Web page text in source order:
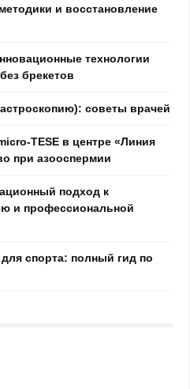
и восстановление
технологии
брекетов
советы врачей
TESE в центре «Линия
при азооспермии
подход к
и профессиональной
спорта: полный гид по